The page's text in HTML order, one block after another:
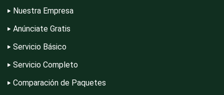
Compresores de aire
Computadoras
Conferencias Empresariales
Nuestra Empresa
Anúnciate Gratis
Servicio Básico
Servicio Completo
Comparación de Paquetes